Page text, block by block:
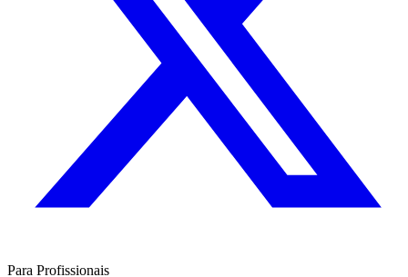
Para Profissionais